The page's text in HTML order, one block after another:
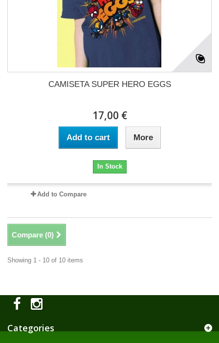
CAMISETA SUPER HERO EGGS
17,00 €
Add to cart More
In Stock
Add to Compare
Compare (0)
Showing 1 - 10 of 10 items
Categories